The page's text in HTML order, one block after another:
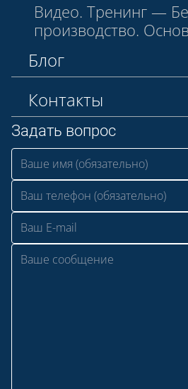
Видео. Тренинг —
производство.
Блог
Контакты
Задать вопрос